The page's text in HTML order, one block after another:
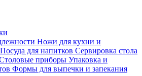
Ножи для кухни и
Посуда для напитков Сервировка стола
приборы Упаковка и
Формы для выпечки и запекания